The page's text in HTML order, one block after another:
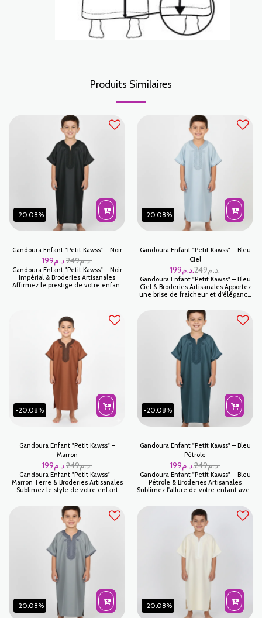
Produits Similaires
-20.08%
Gandoura Enfant "Petit Kawss" – Noir
249 د.م. 199 د.م.
Gandoura Enfant "Petit Kawss" – Noir
Impérial & Broderies Artisanales
Affirmez le prestige de votre enfant
incontournable pour les cérémonies
les plus distinguées. Son noir profond,
associé à des finitions artisanales ton
sur ton, offre une silhouette noble et
moderne, idéale pour les fêtes de
l'Aïd, les mariages ou les soirées de
Ramadan.
-20.08%
Gandoura Enfant "Petit Kawss" – Bleu
Ciel
249 د.م. 199 د.م.
Gandoura Enfant "Petit Kawss" – Bleu
Ciel & Broderies Artisanales Apportez
une brise de fraîcheur et d'élégance
Gandoura Petit Kawss en Bleu Ciel.
Cette pièce iconique de la mode
marocaine allie une teinte douce et
lumineuse à un confort exceptionnel,
parfaite pour les célébrations
estivales, les fêtes religieuses ou les
moments privilégiés en famille.
-20.08%
Gandoura Enfant "Petit Kawss" –
Marron
249 د.م. 199 د.م.
Gandoura Enfant "Petit Kawss" –
Marron Terre & Broderies Artisanales
Sublimez le style de votre enfant
coloris Marron. Cette teinte riche et
terreuse évoque l'authenticité des
paysages marocains tout en offrant
une élégance sobre et masculine.
C’est la tenue idéale pour les garçons
qui recherchent un look traditionnel
affirmé lors des fêtes de l'Aïd, des
cérémonies familiales ou des
moments de prière.
-20.08%
Gandoura Enfant "Petit Kawss" – Bleu
Pétrole
249 د.م. 199 د.م.
Gandoura Enfant "Petit Kawss" – Bleu
Pétrole & Broderies Artisanales
Sublimez l'allure de votre enfant avec
Pétrole. Ce coloris riche et
magnétique, à mi-chemin entre le
bleu profond et le vert émeraude,
apporte une touche de modernité
audacieuse à la tenue traditionnelle.
Conçue pour offrir une élégance sans
effort, elle est parfaite pour les
mariages, les soirées de Ramadan ou
les fêtes de l'Aïd.
-20.08% -20.08%